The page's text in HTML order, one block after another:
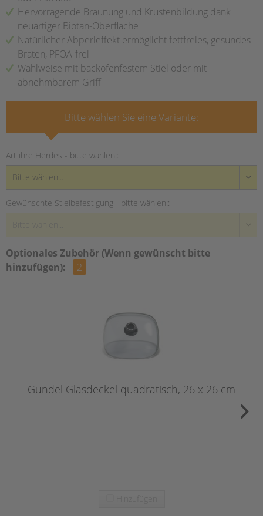
Hervorragende Bräunung und Krustenbildung dank
neuartiger Biotan-Oberfläche
Natürlicher Abperleffekt ermöglicht fettfreies, gesundes
Braten, PFOA-frei
Wahlweise mit backofenfestem Stiel oder mit
abnehmbarem Griff
Bitte wählen Sie eine Variante:
Art ihre Herdes - bitte wählen::
Gewünschte Stielbefestigung - bitte wählen::
Optionales Zubehör (Wenn gewünscht bitte
hinzufügen):
2
Gundel Glasdeckel quadratisch, 26 x 26 cm